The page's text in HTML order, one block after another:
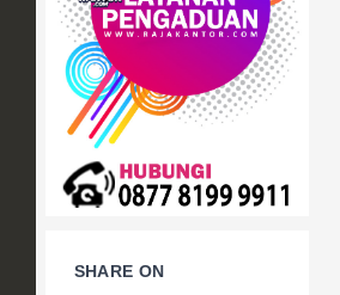
+ Ranjang Besi
+ Sofa Kantor
+ Springbed
White Board / Papan Tulis
SHARE ON